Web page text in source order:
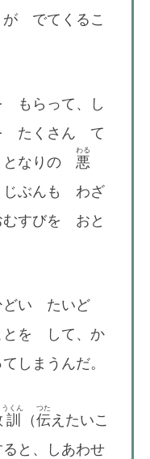
が でてくるこ
もらって、し
たくさん て
となりの 悪
わる
じぶんも わざ
すびを おと
い たいど
を して、か
しまうんだ。
訓
うくん
（伝
つた
えたいこ
と、しあわせ